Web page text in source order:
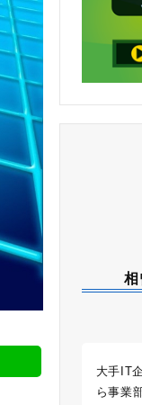
相
大手IT
ら事業